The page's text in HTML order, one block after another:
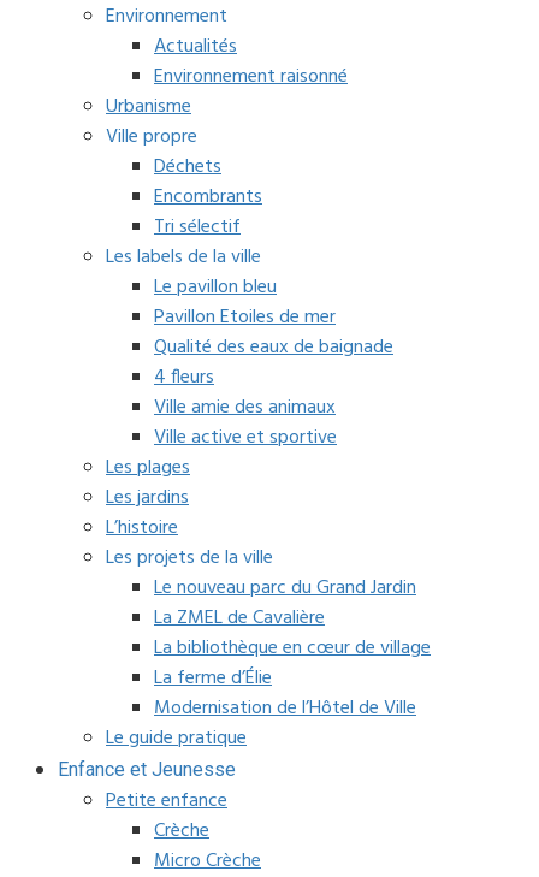
Environnement
Actualités
Environnement raisonné
Urbanisme
Ville propre
Déchets
Encombrants
Tri sélectif
Les labels de la ville
Le pavillon bleu
Pavillon Etoiles de mer
Qualité des eaux de baignade
4 fleurs
Ville amie des animaux
Ville active et sportive
Les plages
Les jardins
L’histoire
Les projets de la ville
Le nouveau parc du Grand Jardin
La ZMEL de Cavalière
La bibliothèque en cœur de village
La ferme d’Élie
Modernisation de l’Hôtel de Ville
Le guide pratique
Enfance et Jeunesse
Petite enfance
Crèche
Micro Crèche